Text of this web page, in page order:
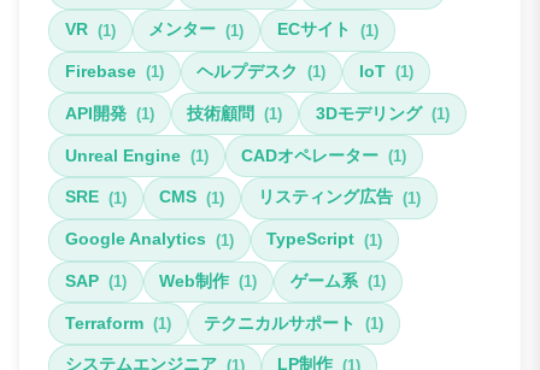
VR (1) メンター (1) ECサイト (1)
Firebase (1) ヘルプデスク (1) IoT (1)
API開発 (1) 技術顧問 (1) 3Dモデリング (1)
Unreal Engine (1) CADオペレーター (1)
SRE (1) CMS (1) リスティング広告 (1)
Google Analytics (1) TypeScript (1)
SAP (1) Web制作 (1) ゲーム系 (1)
Terraform (1) テクニカルサポート (1)
システムエンジニア (1) LP制作 (1)